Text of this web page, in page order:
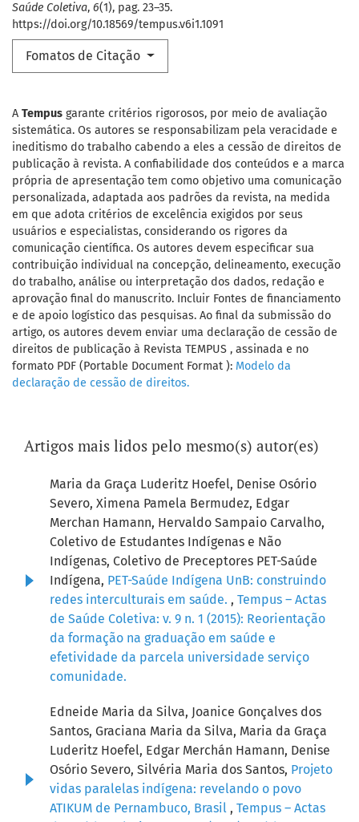
Saúde Coletiva, 6(1), pag. 23–35.
https://doi.org/10.18569/tempus.v6i1.1091
Fomatos de Citação
A Tempus garante critérios rigorosos, por meio de avaliação
sistemática. Os autores se responsabilizam pela veracidade e
ineditismo do trabalho cabendo a eles a cessão de direitos de
publicação à revista. A confiabilidade dos conteúdos e a marca
própria de apresentação tem como objetivo uma comunicação
personalizada, adaptada aos padrões da revista, na medida
em que adota critérios de excelência exigidos por seus
usuários e especialistas, considerando os rigores da
comunicação científica. Os autores devem especificar sua
contribuição individual na concepção, delineamento, execução
do trabalho, análise ou interpretação dos dados, redação e
aprovação final do manuscrito. Incluir Fontes de financiamento
e de apoio logístico das pesquisas. Ao final da submissão do
artigo, os autores devem enviar uma declaração de cessão de
direitos de publicação à Revista TEMPUS , assinada e no
formato PDF (Portable Document Format ): Modelo da
declaração de cessão de direitos.
Artigos mais lidos pelo mesmo(s) autor(es)
Maria da Graça Luderitz Hoefel, Denise Osório
Severo, Ximena Pamela Bermudez, Edgar
Merchan Hamann, Hervaldo Sampaio Carvalho,
Coletivo de Estudantes Indígenas e Não
Indígenas, Coletivo de Preceptores PET-Saúde
Indígena, PET-Saúde Indígena UnB: construindo
redes interculturais em saúde. , Tempus – Actas
de Saúde Coletiva: v. 9 n. 1 (2015): Reorientação
da formação na graduação em saúde e
efetividade da parcela universidade serviço
comunidade.
Edneide Maria da Silva, Joanice Gonçalves dos
Santos, Graciana Maria da Silva, Maria da Graça
Luderitz Hoefel, Edgar Merchán Hamann, Denise
Osório Severo, Silvéria Maria dos Santos, Projeto
vidas paralelas indígena: revelando o povo
ATIKUM de Pernambuco, Brasil , Tempus – Actas